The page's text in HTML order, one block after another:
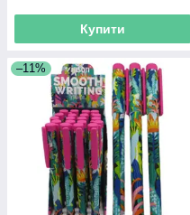
Купити
–11%